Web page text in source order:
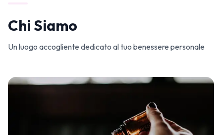
Chi Siamo
Un luogo accogliente dedicato al tuo benessere personale